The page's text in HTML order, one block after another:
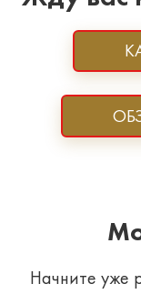
Начните уже